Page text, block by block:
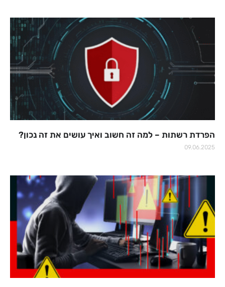
הפרדת רשתות – למה זה חשוב ואיך עושים את זה נכון?
09.06.2025